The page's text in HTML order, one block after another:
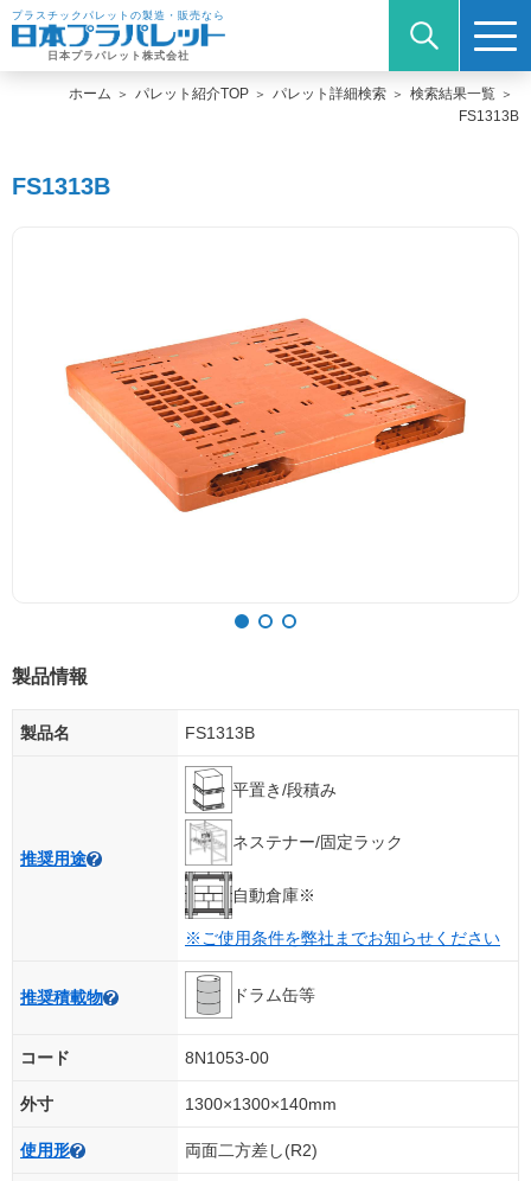
プラスチックパレットの製造・販売なら
日本プラパレット株式会社
ホーム パレット紹介TOP パレット詳細検索
検索結果一覧
FS1313B
FS1313B
製品情報
製品名 FS1313B
推奨用途
平置き/段積み
ネステナー/固定ラック
自動倉庫※
※ご使用条件を弊社までお知らせください
推奨積載物 ドラム缶等
コード 8N1053-00
外寸 1300×1300×140mm
使用形 両面二方差し(R2)